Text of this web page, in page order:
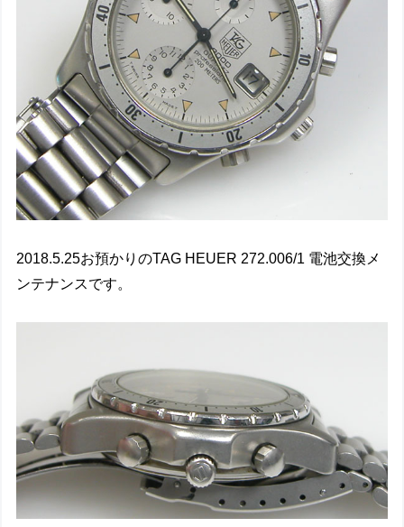
2018.5.25お預かりのTAG HEUER 272.006/1 電池交換メ
ンテナンスです。